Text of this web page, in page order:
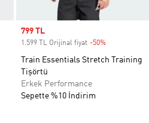
Sale price
799 TL
1.599 TL Orijinal fiyat -50%
Train Essentials Stretch Training
Tişörtü
Erkek Performance
Sepette %10 İndirim